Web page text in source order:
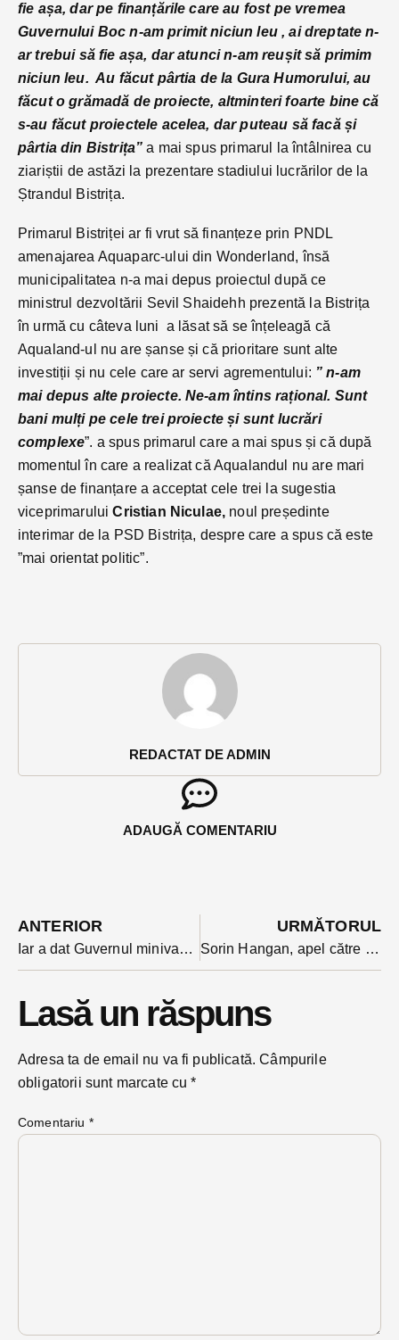
REDACTAT DE ADMIN
ADAUGĂ COMENTARIU
fie așa, dar pe finanțările care au fost pe vremea
Guvernului Boc n-am primit niciun leu , ai dreptate n-
ar trebui să fie așa, dar atunci n-am reușit să primim
niciun leu. Au făcut pârtia de la Gura Humorului, au
făcut o grămadă de proiecte, altminteri foarte bine că
s-au făcut proiectele acelea, dar puteau să facă și
pârtia din Bistrița”a mai spus primarul la întâlnirea cu
ziariștii de astăzi la prezentare stadiului lucrărilor de la
Ștrandul Bistrița.
Primarul Bistriței ar fi vrut să finanțeze prin PNDL
amenajarea Aquaparc-ului din Wonderland, însă
municipalitatea n-a mai depus proiectul după ce
ministrul dezvoltării Sevil Shaidehh prezentă la Bistrița
în urmă cu câteva luni a lăsat să se înțeleagă că
Aqualand-ul nu are șanse și că prioritare sunt alte
investiții și nu cele care ar servi agrementului: ” n-am
mai depus alte proiecte. Ne-am întins rațional. Sunt
bani mulți pe cele trei proiecte și sunt lucrări
complexe”. a spus primarul care a mai spus și că după
momentul în care a realizat că Aqualandul nu are mari
șanse de finanțare a acceptat cele trei la sugestia
viceprimaruluiCristian Niculae, noul președinte
interimar de la PSD Bistrița, despre care a spus că este
”mai orientat politic”.
ANTERIOR
Iar a dat Guvernul minivacanță: liber e și luni înainte de Sfânta Marie
URMĂTORUL
Sorin Hangan, apel către consilieri pentru un vot favorabil barierei de la Viișoara: ”lăsați-vă ochelarii de cal acasă”
Lasă un răspuns
Adresa ta de email nu va fi publicată. Câmpurile
obligatorii sunt marcate cu*
Comentariu *